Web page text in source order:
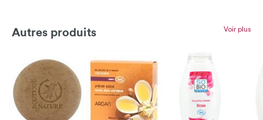
Autres produits Voir plus